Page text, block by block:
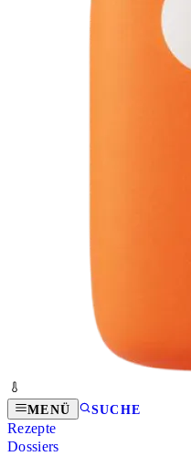
MENÜ SUCHE
Rezepte
Dossiers